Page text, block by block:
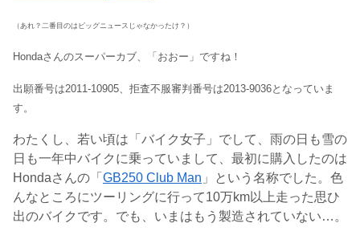
（あれ？二番目のはビッグニュースじゃなかったけ？）
Hondaさんのスーパーカブ、「おおー」ですね！
出願番号は2011-10905、拒査不服審判番号は2013-9036となっていま
す。
わたくし、若い頃は「バイク女子」でして、雨の日も雪の
日も一年中バイクに乗っていまして、最初に購入したのは
Hondaさんの「 GB250 Club Man 」という名称でした。色
んなところにツーリングに行って10万km以上走った思ひ
出のバイクです。でも、いまはもう製造されていない…。